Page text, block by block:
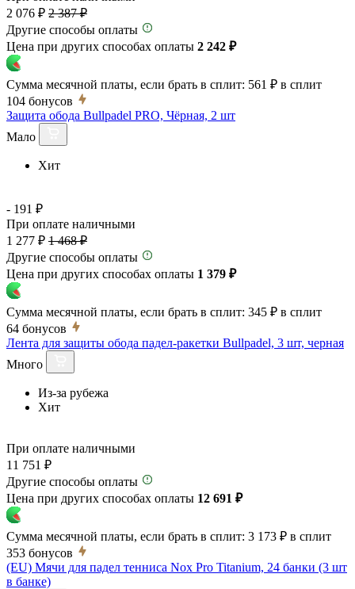
2 076 ₽ 2 387 ₽
Другие способы оплаты
Цена при других способах оплаты 2 242 ₽
Сумма месячной платы, если брать в сплит: 561 ₽ в сплит
104 бонусов
Защита обода Bullpadel PRO, Чёрная, 2 шт
Мало
Хит
- 191 ₽
При оплате наличными
1 277 ₽ 1 468 ₽
Другие способы оплаты
Цена при других способах оплаты 1 379 ₽
Сумма месячной платы, если брать в сплит: 345 ₽ в сплит
64 бонусов
Лента для защиты обода падел-ракетки Bullpadel, 3 шт, черная
Много
Из-за рубежа
Хит
При оплате наличными
11 751 ₽
Другие способы оплаты
Цена при других способах оплаты 12 691 ₽
Сумма месячной платы, если брать в сплит: 3 173 ₽ в сплит
353 бонусов
(EU) Мячи для падел тенниса Nox Pro Titanium, 24 банки (3 шт
в банке)